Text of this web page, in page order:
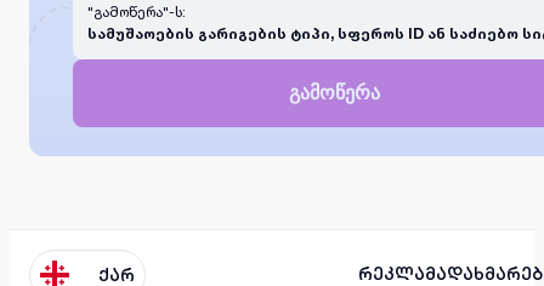
"გამოწერა"-ს:
სამუშაოების გარიგების ტიპი, სფეროს ID ან საძიებო
გამოწერა
ქარ რეკლამა